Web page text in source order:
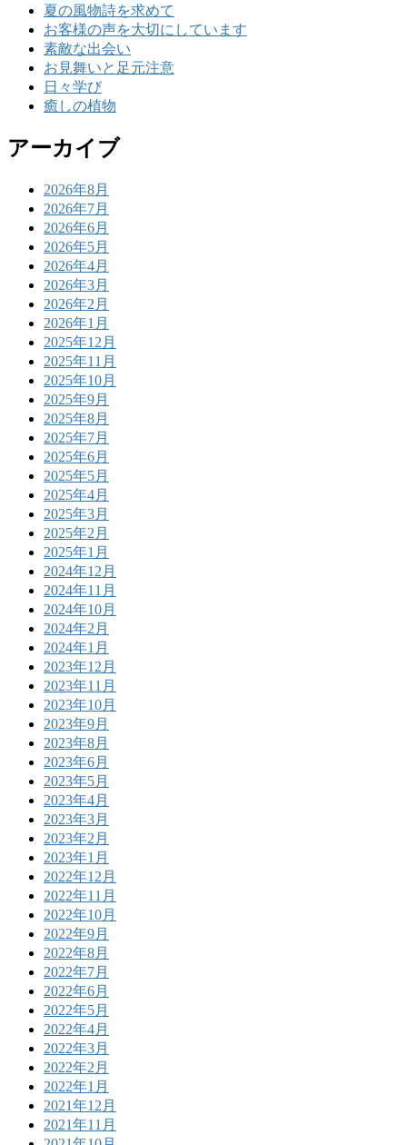
夏の風物詩を求めて
お客様の声を大切にしています
素敵な出会い
お見舞いと足元注意
日々学び
癒しの植物
アーカイブ
2026年8月
2026年7月
2026年6月
2026年5月
2026年4月
2026年3月
2026年2月
2026年1月
2025年12月
2025年11月
2025年10月
2025年9月
2025年8月
2025年7月
2025年6月
2025年5月
2025年4月
2025年3月
2025年2月
2025年1月
2024年12月
2024年11月
2024年10月
2024年2月
2024年1月
2023年12月
2023年11月
2023年10月
2023年9月
2023年8月
2023年6月
2023年5月
2023年4月
2023年3月
2023年2月
2023年1月
2022年12月
2022年11月
2022年10月
2022年9月
2022年8月
2022年7月
2022年6月
2022年5月
2022年4月
2022年3月
2022年2月
2022年1月
2021年12月
2021年11月